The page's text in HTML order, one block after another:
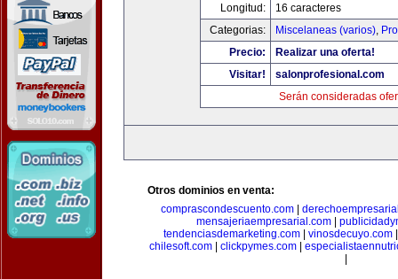
Longitud:
16 caracteres
Categorias:
Miscelaneas (varios),
Precio:
Realizar una oferta!
Visitar!
salonprofesional.com
Serán consideradas
Otros dominios en venta:
comprascondescuento.com
mensajeriaempresarial.com|
tendenciasdemarketing.com| vinosdecuyo.com
chilesoft.com
clickpymes.com